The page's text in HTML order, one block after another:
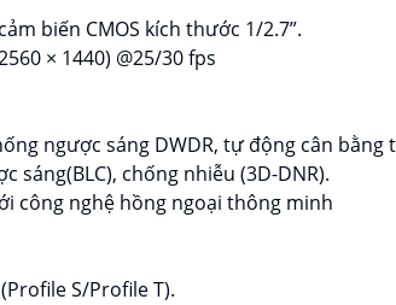
biến CMOS kích thước 1/2.7”.
× 1440) @25/30 fps
ngược sáng DWDR, tự động cân
sáng(BLC), chống nhiễu (3D-DNR).
công nghệ hồng ngoại thông minh
S/Profile T).